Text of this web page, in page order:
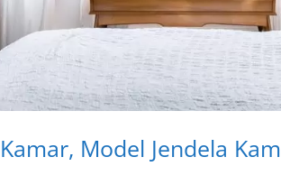
Model Jendela